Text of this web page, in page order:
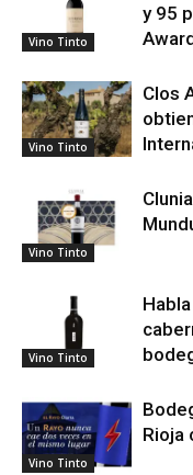
Vino Tinto
y 95
Vino Tinto
Clos
Vino Tinto
Vino Tinto
Vino Tinto
Rioja